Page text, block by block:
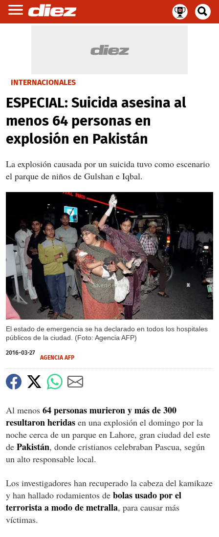
INTERNACIONALES
ESPECIAL: Suicida asesina al
menos 64 personas en
explosión en Pakistán
La explosión causada por un suicida tuvo como escenario
el parque de niños de Gulshan e Iqbal.
El estado de emergencia se ha declarado en todos los hospitales
públicos de la ciudad. (Foto: Agencia AFP)
X
2016-03-27
AGENCIA AFP
Al menos 64 personas murieron y más de 300
resultaron heridas en una explosión el domingo por la
noche cerca de un parque en Lahore, gran ciudad del este
de Pakistán, donde cristianos celebraban Pascua, según
un alto responsable local.
Los investigadores han recuperado la cabeza del kamikaze
y han hallado rodamientos de bolas usado por el
terrorista a modo de metralla, para causar más
víctimas.